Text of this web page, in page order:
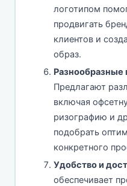
логотипом
продвигать
клиентов и
образ.
Разнообразные
Предлагают
включая
ризографию и
подобрать
конкретного
Удобство и
обеспечивает